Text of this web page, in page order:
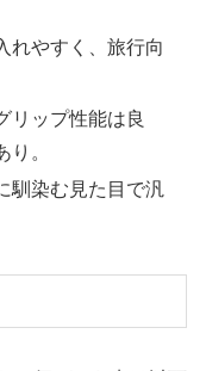
れやすく、旅行向
リップ性能は良
。
馴染む見た目で汎